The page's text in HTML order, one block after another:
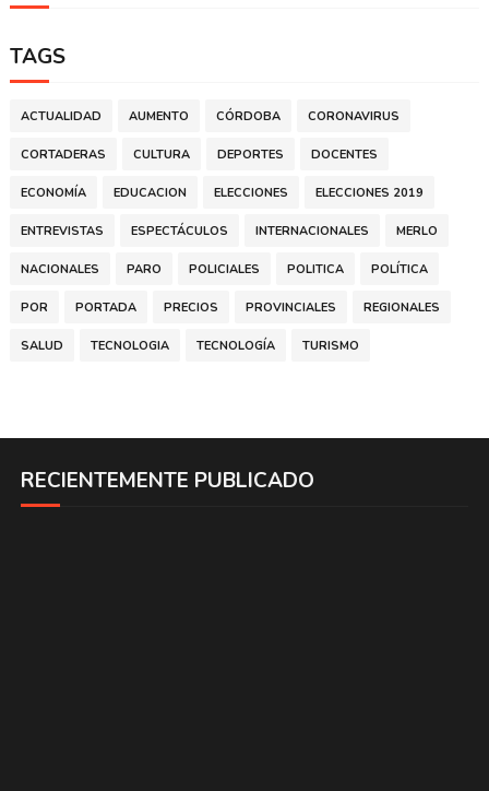
TAGS
ACTUALIDAD AUMENTO CÓRDOBA CORONAVIRUS
CORTADERAS CULTURA DEPORTES DOCENTES
ECONOMÍA EDUCACION ELECCIONES ELECCIONES 2019
ENTREVISTAS ESPECTÁCULOS INTERNACIONALES MERLO
NACIONALES PARO POLICIALES POLITICA POLÍTICA
POR PORTADA PRECIOS PROVINCIALES REGIONALES
SALUD TECNOLOGIA TECNOLOGÍA TURISMO
RECIENTEMENTE PUBLICADO